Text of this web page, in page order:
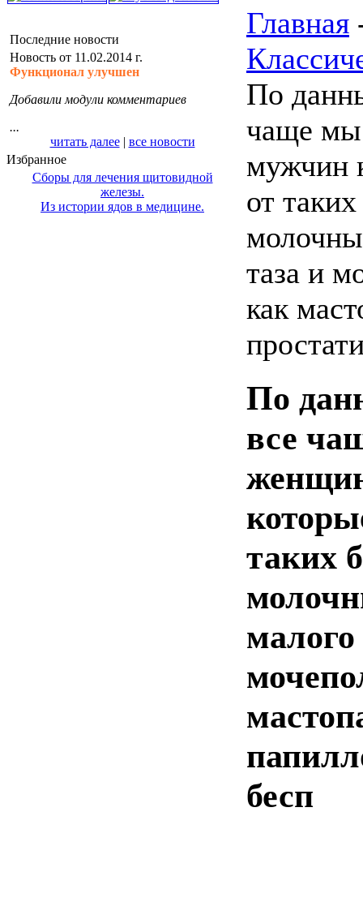
Последние новости
Новость от 11.02.2014 г.
Функционал улучшен
Добавили модули комментариев
...
читать далее| все новости
Избранное
Сборы для лечения щитовидной
железы.
Из истории ядов в медицине.
Главная
По
чаще
мужчин
от
таза и
как
По
все
таких
малого
бесп